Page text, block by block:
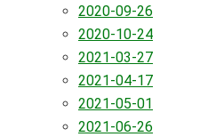
2020-09-26
2020-10-24
2021-03-27
2021-04-17
2021-05-01
2021-06-26